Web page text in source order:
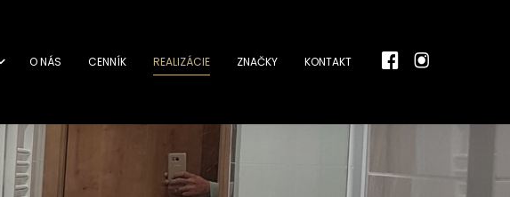
O NÁS CENNÍK REALIZÁCIE ZNAČKY KONTAKT